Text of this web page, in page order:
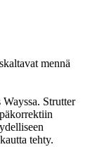
mennä
Strutter
tehty.